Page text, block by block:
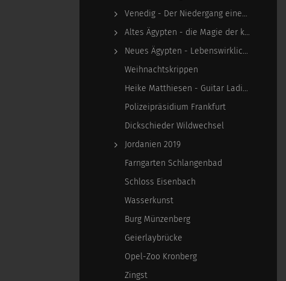
Venedig - Der Niedergang einer epochalen Macht
Altes Ägypten - die Magie der kosmischen…
Neues Ägypten - Lebenswirklichkeit zwischen…
Weihnachtskrippen
Heike Matthiesen - Guitar Ladies
Polizeipräsidium Frankfurt
Dickschieder Wildwechsel
Jordanien 2019
Farngarten Schlangenbad
Schloss Eisenbach
Wasserkunst
Burg Münzenberg
Geierlaybrücke
Opel-Zoo Kronberg
Zingst